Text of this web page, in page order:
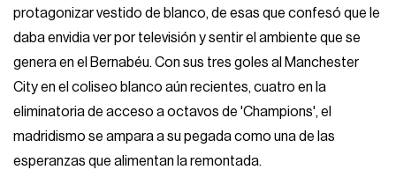
protagonizar vestido de blanco, de esas que confesó que le
daba envidia ver por televisión y sentir el ambiente que se
genera en el Bernabéu. Con sus tres goles al Manchester
City en el coliseo blanco aún recientes, cuatro en la
eliminatoria de acceso a octavos de 'Champions', el
madridismo se ampara a su pegada como una de las
esperanzas que alimentan la remontada.